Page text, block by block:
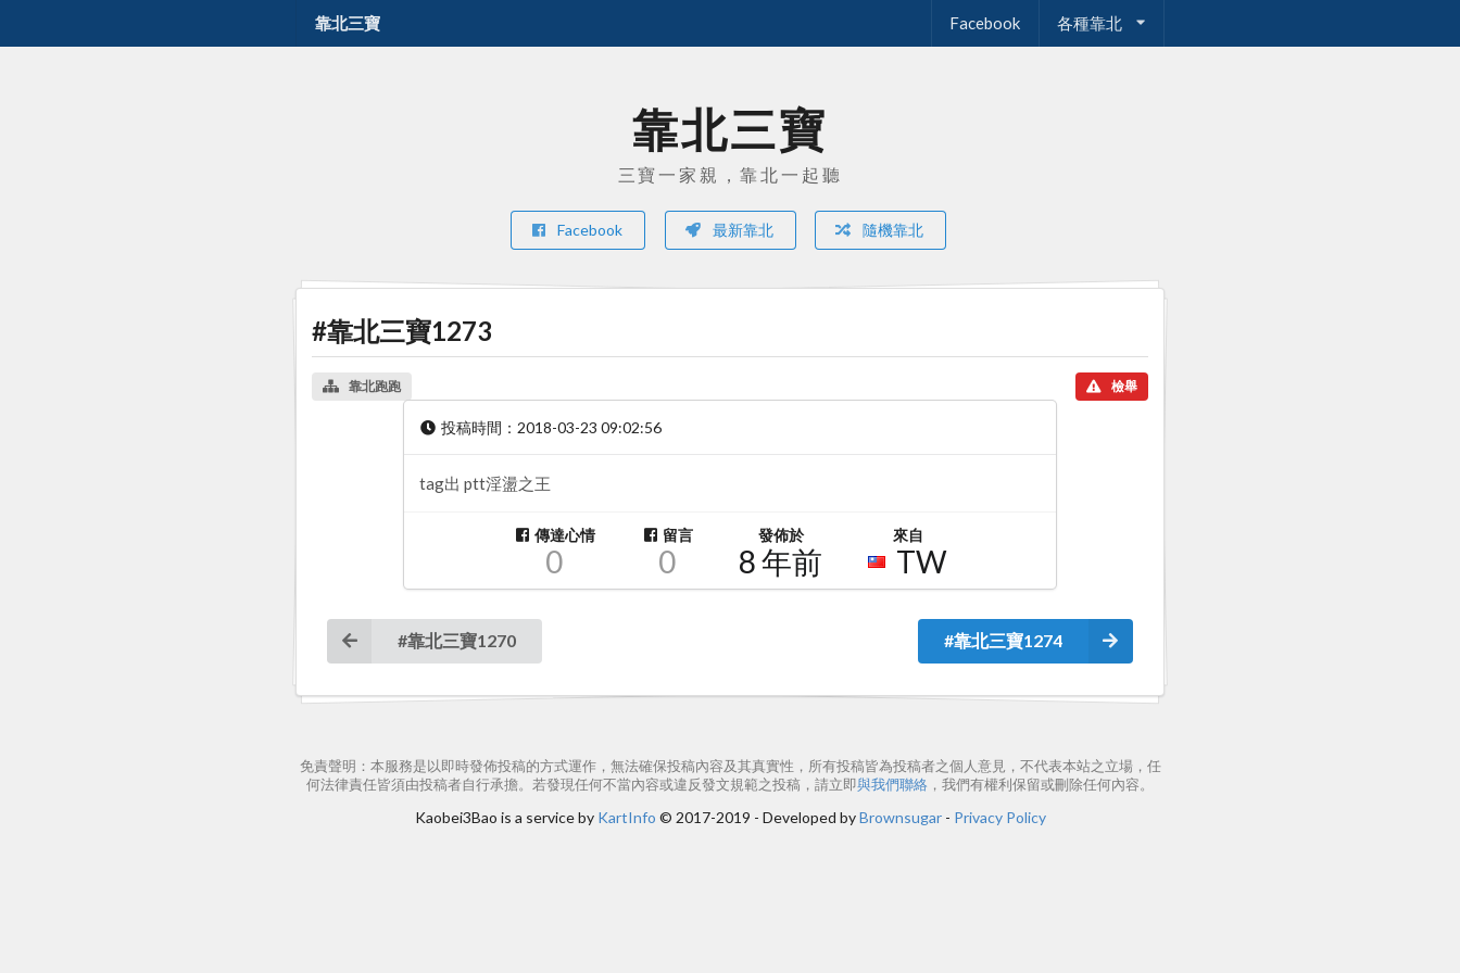
靠北三寶 Facebook 各種靠北
靠北三寶
三寶一家親，靠北一起聽
Facebook 最新靠北 隨機靠北
#靠北三寶1273
靠北跑跑 檢舉
投稿時間： 2018-03-23 09:02:56
tag出 ptt淫盪之王
傳達心情
0
留言
0
發佈於
8 年前
來自
TW
#靠北三寶1270 #靠北三寶1274
免責聲明：本服務是以即時發佈投稿的方式運作，無法確保投稿內容及其真實性，所有投稿皆為投稿者之個人意見，不代表本站之立場，任
何法律責任皆須由投稿者自行承擔。若發現任何不當內容或違反發文規範之投稿，請立即與我們聯絡 ，我們有權利保留或刪除任何內容。
Kaobei3Bao is a service by KartInfo © 2017-2019 - Developed byBrownsugar- Privacy Policy